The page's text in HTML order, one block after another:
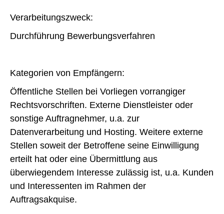
Verarbeitungszweck:
Durchführung Bewerbungsverfahren
Kategorien von Empfängern:
Öffentliche Stellen bei Vorliegen vorrangiger
Rechtsvorschriften. Externe Dienstleister oder
sonstige Auftragnehmer, u.a. zur
Datenverarbeitung und Hosting. Weitere externe
Stellen soweit der Betroffene seine Einwilligung
erteilt hat oder eine Übermittlung aus
überwiegendem Interesse zulässig ist, u.a. Kunden
und Interessenten im Rahmen der
Auftragsakquise.